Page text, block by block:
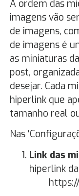
A ordem das
imagens vão
de imagens,
de imagens é
as miniaturas
post,
desejar. Cada
hiperlink que
tamanho real
Nas
Link das
hiperlink